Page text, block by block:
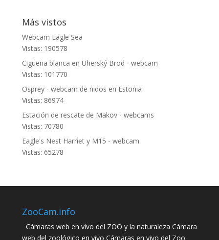
Más vistos
Webcam Eagle Sea
Vistas: 190578
Cigüeña blanca en Uherský Brod - webcam
Vistas: 101770
Osprey - webcam de nidos en Estonia
Vistas: 86974
Estación de rescate de Makov - webcams
Vistas: 70780
Eagle's Nest Harriet y M15 - webcam
Vistas: 65278
ZooCam.info
Cámaras web en vivo del ZOO y la naturaleza Cámara
web del zoológico en vivo Cámaras en vivo del Zoo